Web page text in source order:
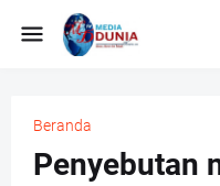
Beranda
Penyebutan